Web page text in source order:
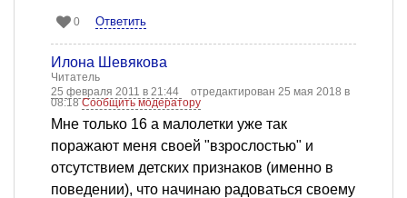
0 Ответить
Илона Шевякова
Читатель
25 февраля 2011 в 21:44
отредактирован 25 мая 2018 в
08:18Сообщить модератору
Мне только 16 а малолетки уже так
поражают меня своей "взрослостью" и
отсутствием детских признаков (именно в
поведении), что начинаю радоваться своему